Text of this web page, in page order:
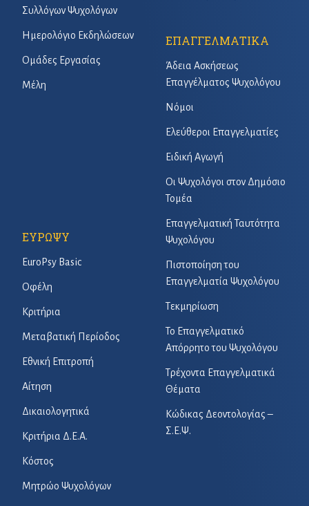
Συλλόγων Ψυχολόγων
Ημερολόγιο Εκδηλώσεων
Ομάδες Εργασίας
Μέλη
ΕΠΑΓΓΕΛΜΑΤΙΚΑ
Άδεια Ασκήσεως
Επαγγέλματος Ψυχολόγου
Νόμοι
Ελεύθεροι Επαγγελματίες
Ειδική Αγωγή
Οι Ψυχολόγοι στον Δημόσιο
Τομέα
Επαγγελματική Ταυτότητα
Ψυχολόγου
Πιστοποίηση του
Επαγγελματία Ψυχολόγου
Τεκμηρίωση
Το Επαγγελματικό
Απόρρητο του Ψυχολόγου
Τρέχοντα Επαγγελματικά
Θέματα
Κώδικας Δεοντολογίας –
Σ.Ε.Ψ.
ΕΥΡΩΨΥ
EuroPsy Basic
Οφέλη
Κριτήρια
Μεταβατική Περίοδος
Εθνική Επιτροπή
Αίτηση
Δικαιολογητικά
Κριτήρια Δ.Ε.Α.
Κόστος
Μητρώο Ψυχολόγων